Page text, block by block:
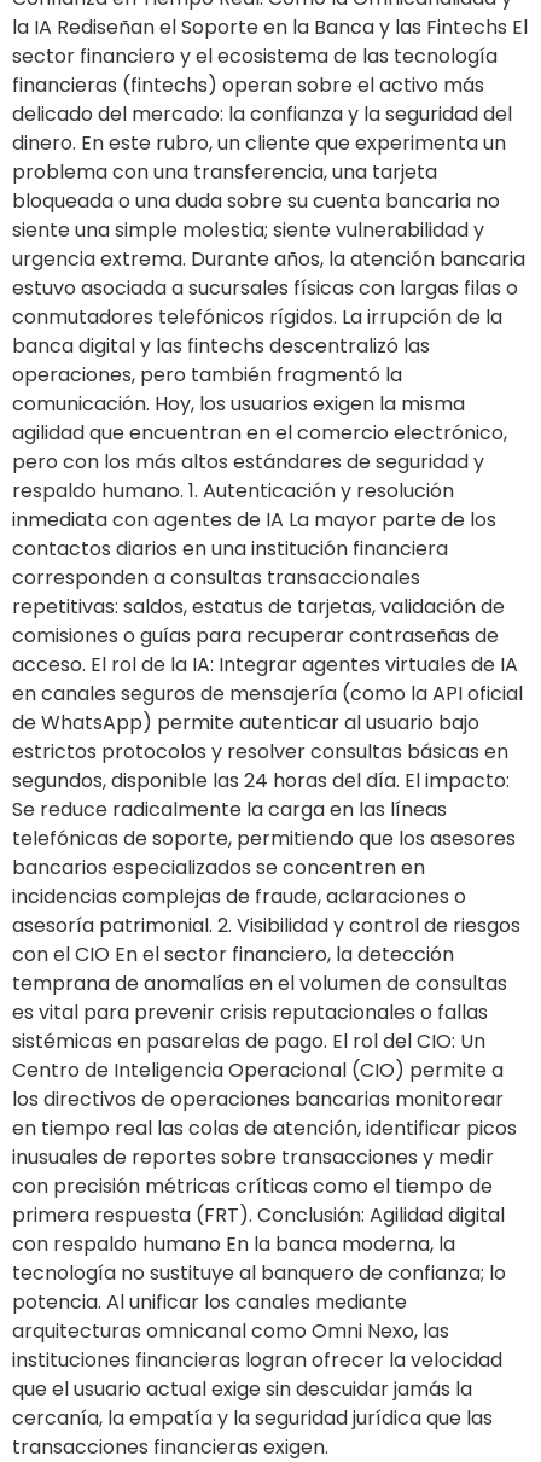
la IA Rediseñan el Soporte en la Banca y las Fintechs El
sector financiero y el ecosistema de las tecnología
financieras (fintechs) operan sobre el activo más
delicado del mercado: la confianza y la seguridad del
dinero. En este rubro, un cliente que experimenta un
problema con una transferencia, una tarjeta
bloqueada o una duda sobre su cuenta bancaria no
siente una simple molestia; siente vulnerabilidad y
urgencia extrema. Durante años, la atención bancaria
estuvo asociada a sucursales físicas con largas filas o
conmutadores telefónicos rígidos. La irrupción de la
banca digital y las fintechs descentralizó las
operaciones, pero también fragmentó la
comunicación. Hoy, los usuarios exigen la misma
agilidad que encuentran en el comercio electrónico,
pero con los más altos estándares de seguridad y
respaldo humano. 1. Autenticación y resolución
inmediata con agentes de IA La mayor parte de los
contactos diarios en una institución financiera
corresponden a consultas transaccionales
repetitivas: saldos, estatus de tarjetas, validación de
comisiones o guías para recuperar contraseñas de
acceso. El rol de la IA: Integrar agentes virtuales de IA
en canales seguros de mensajería (como la API oficial
de WhatsApp) permite autenticar al usuario bajo
estrictos protocolos y resolver consultas básicas en
segundos, disponible las 24 horas del día. El impacto:
Se reduce radicalmente la carga en las líneas
telefónicas de soporte, permitiendo que los asesores
bancarios especializados se concentren en
incidencias complejas de fraude, aclaraciones o
asesoría patrimonial. 2. Visibilidad y control de riesgos
con el CIO En el sector financiero, la detección
temprana de anomalías en el volumen de consultas
es vital para prevenir crisis reputacionales o fallas
sistémicas en pasarelas de pago. El rol del CIO: Un
Centro de Inteligencia Operacional (CIO) permite a
los directivos de operaciones bancarias monitorear
en tiempo real las colas de atención, identificar picos
inusuales de reportes sobre transacciones y medir
con precisión métricas críticas como el tiempo de
primera respuesta (FRT). Conclusión: Agilidad digital
con respaldo humano En la banca moderna, la
tecnología no sustituye al banquero de confianza; lo
potencia. Al unificar los canales mediante
arquitecturas omnicanal como Omni Nexo, las
instituciones financieras logran ofrecer la velocidad
que el usuario actual exige sin descuidar jamás la
cercanía, la empatía y la seguridad jurídica que las
transacciones financieras exigen.